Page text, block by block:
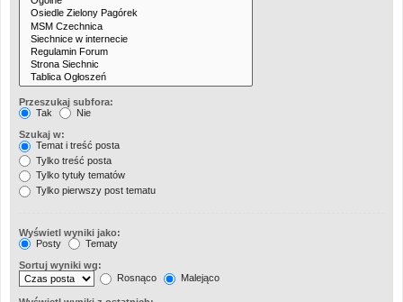
Przeszukaj subfora:
Tak
Nie
Szukaj w:
Temat i treść posta
Tylko treść posta
Tylko tytuły tematów
Tylko pierwszy post tematu
Wyświetl wyniki jako:
Posty
Tematy
Sortuj wyniki wg:
Rosnąco
Malejąco